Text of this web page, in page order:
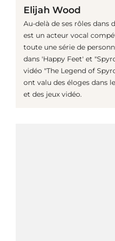
Elijah Wood
Au-delà de ses rôles dans
est un acteur vocal
toute une série de
dans 'Happy Feet' et
vidéo "The Legend of
ont valu des éloges dans
et des jeux vidéo.